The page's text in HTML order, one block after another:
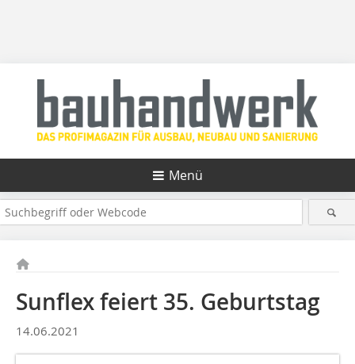
Menü
Sunflex feiert 35. Geburtstag
14.06.2021